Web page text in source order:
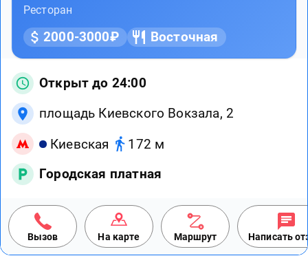
Ресторан
2000-3000₽ Восточная
Открыт до 24:00
площадь Киевского Вокзала, 2
Киевская
172 м
Городская платная
Вызов На карте Маршрут Написать